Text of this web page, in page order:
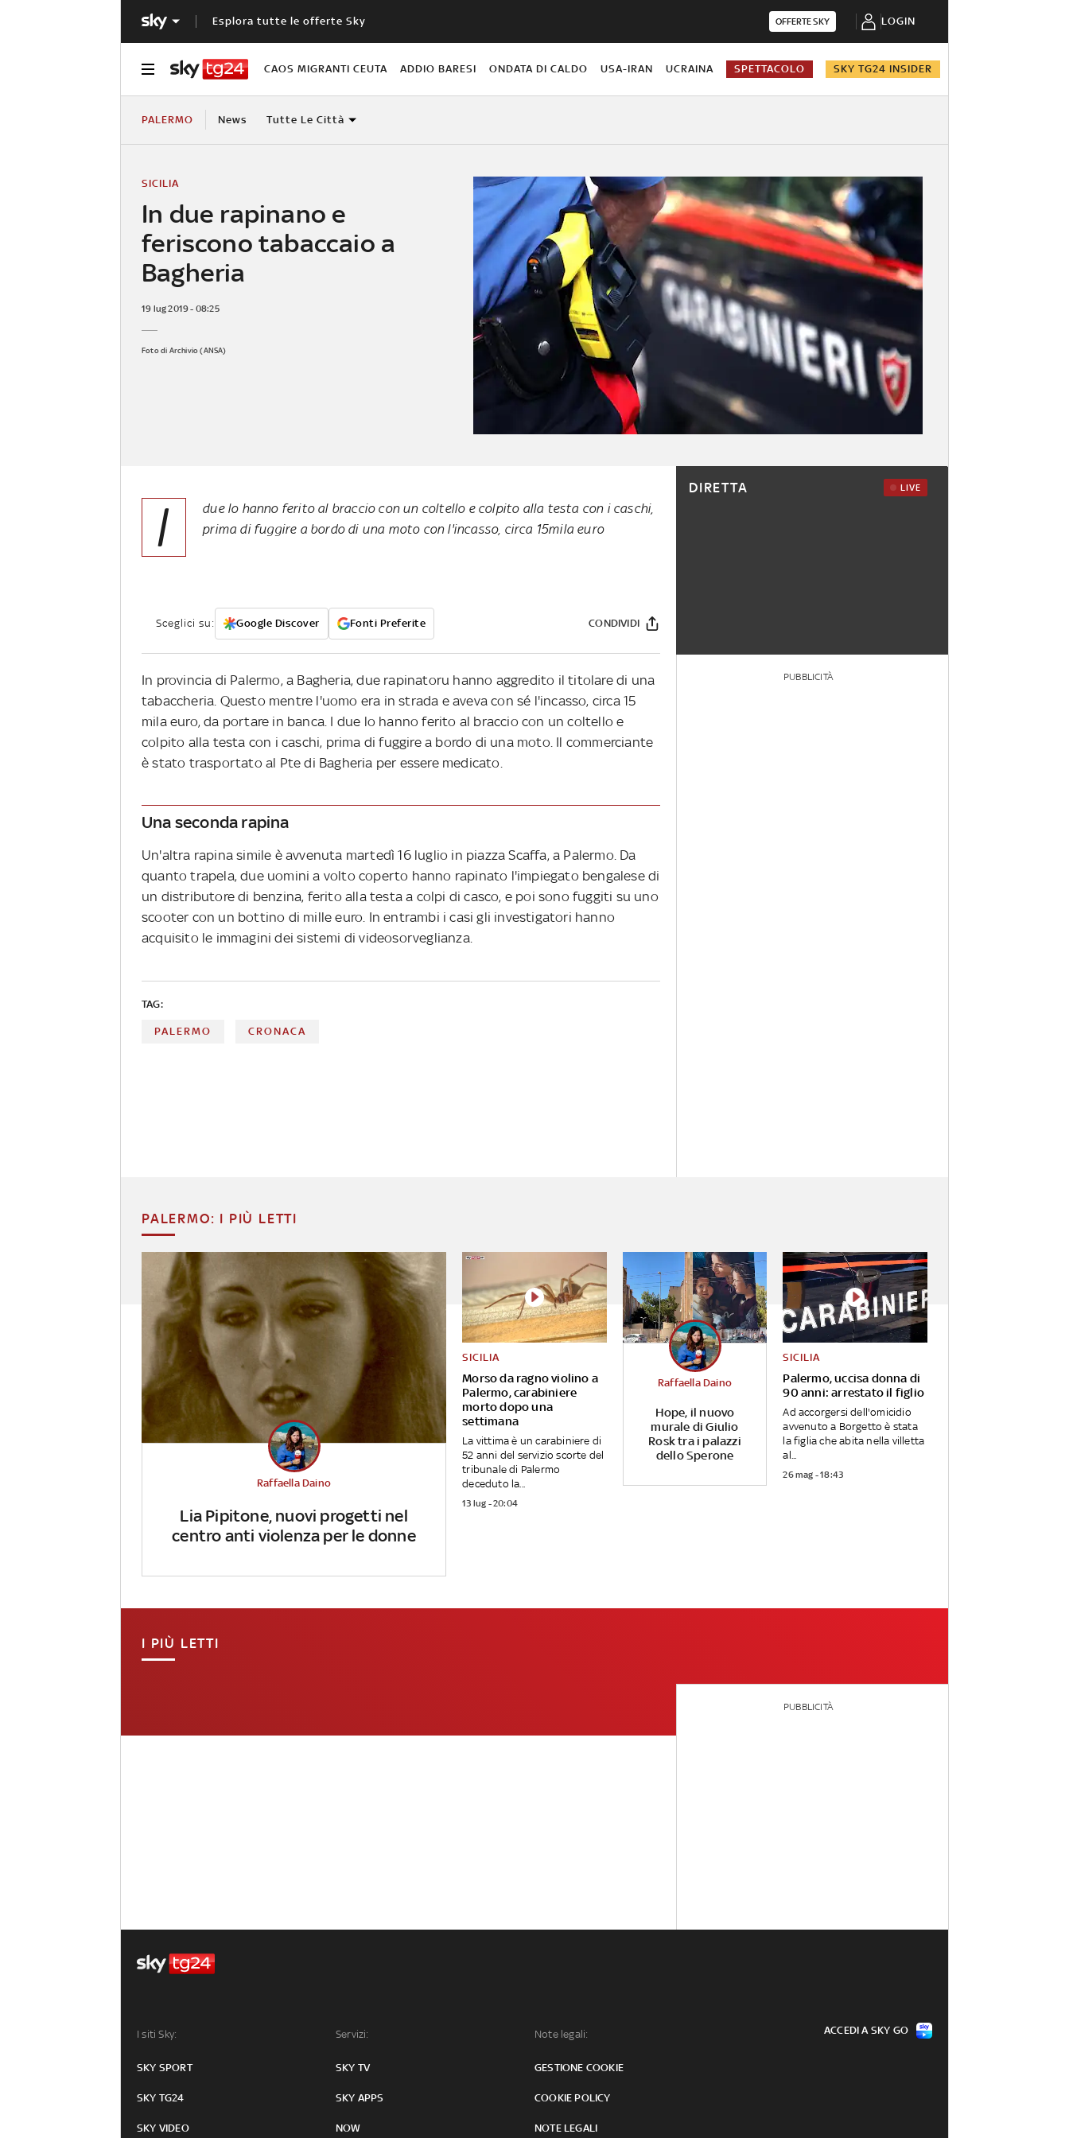
Esplora tutte le offerte Sky OFFERTE SKY LOGIN
CAOS MIGRANTI CEUTA ADDIO BARESI ONDATA DI CALDO USA-IRAN UCRAINA SPETTACOLO SKY TG24 INSIDER
PALERMO News Tutte Le Città
In due rapinano e
feriscono tabaccaio a
Bagheria
SICILIA
19 lug 2019 - 08:25
Foto di Archivio (ANSA)
I
due lo hanno ferito al braccio con un coltello e colpito alla testa con i caschi,
prima di fuggire a bordo di una moto con l'incasso, circa 15mila euro
Sceglici su: Google Discover Fonti Preferite CONDIVIDI
In provincia di Palermo, a Bagheria, due rapinatoru hanno aggredito il titolare di una
tabaccheria. Questo mentre l'uomo era in strada e aveva con sé l'incasso, circa 15
mila euro, da portare in banca. I due lo hanno ferito al braccio con un coltello e
colpito alla testa con i caschi, prima di fuggire a bordo di una moto. Il commerciante
è stato trasportato al Pte di Bagheria per essere medicato.
Una seconda rapina
Un'altra rapina simile è avvenuta martedì 16 luglio in piazza Scaffa, a Palermo. Da
quanto trapela, due uomini a volto coperto hanno rapinato l'impiegato bengalese di
un distributore di benzina, ferito alla testa a colpi di casco, e poi sono fuggiti su uno
scooter con un bottino di mille euro. In entrambi i casi gli investigatori hanno
acquisito le immagini dei sistemi di videosorveglianza.
TAG:
PALERMO CRONACA
DIRETTA LIVE
PUBBLICITÀ
PALERMO: I PIÙ LETTI
Lia Pipitone, nuovi progetti nel
centro anti violenza per le donne
Raffaella Daino
Morso da ragno violino a
Palermo, carabiniere
morto dopo una
settimana
SICILIA
La vittima è un carabiniere di
52 anni del servizio scorte del
tribunale di Palermo
deceduto la...
13 lug - 20:04
Hope, il nuovo
murale di Giulio
Rosk tra i palazzi
dello Sperone
Raffaella Daino
Palermo, uccisa donna di
90 anni: arrestato il figlio
SICILIA
Ad accorgersi dell'omicidio
avvenuto a Borgetto è stata
la figlia che abita nella villetta
al...
26 mag - 18:43
I PIÙ LETTI
PUBBLICITÀ
I siti Sky:
SKY SPORT
SKY TG24
SKY VIDEO
Servizi:
SKY TV
SKY APPS
NOW
Note legali:
GESTIONE COOKIE
COOKIE POLICY
NOTE LEGALI
ACCEDI A SKY GO